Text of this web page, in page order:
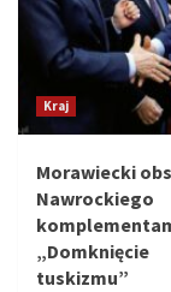
Kraj
Morawiecki
Nawrockiego
„Domknięcie
tuskizmu”